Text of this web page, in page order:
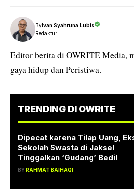
ByIvan Syahruna Lubis
Redaktur
Editor berita di OWRITE Media,
gaya hidup dan Peristiwa.
TRENDING DI OWRITE
Dipecat karena Tilap Uang,
Sekolah Swasta di Jaksel
Tinggalkan ‘Gudang’ Bedil
BYRAHMAT BAIHAQI